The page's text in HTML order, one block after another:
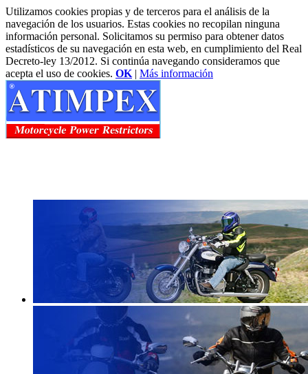
Utilizamos cookies propias y de terceros para el análisis de la
navegación de los usuarios. Estas cookies no recopilan ninguna
información personal. Solicitamos su permiso para obtener datos
estadísticos de su navegación en esta web, en cumplimiento del Real
Decreto-ley 13/2012. Si continúa navegando consideramos que
acepta el uso de cookies. OK | Más información